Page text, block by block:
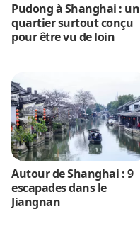
Pudong à Shanghai : un
quartier surtout conçu
pour être vu de loin
Autour de Shanghai : 9
escapades dans le
Jiangnan